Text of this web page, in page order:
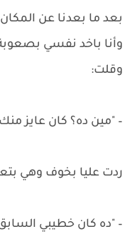
بعد ما بعدنا عن
وأنا باخد نفسي
وقلت:
– "مين ده؟ كان عايز منك
ردت عليا بخوف وهي
– "ده كان خطيبي